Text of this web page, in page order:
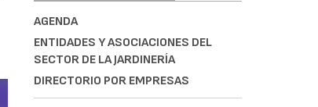
AGENDA
ENTIDADES Y ASOCIACIONES DEL
SECTOR DE LA JARDINERÍA
DIRECTORIO POR EMPRESAS